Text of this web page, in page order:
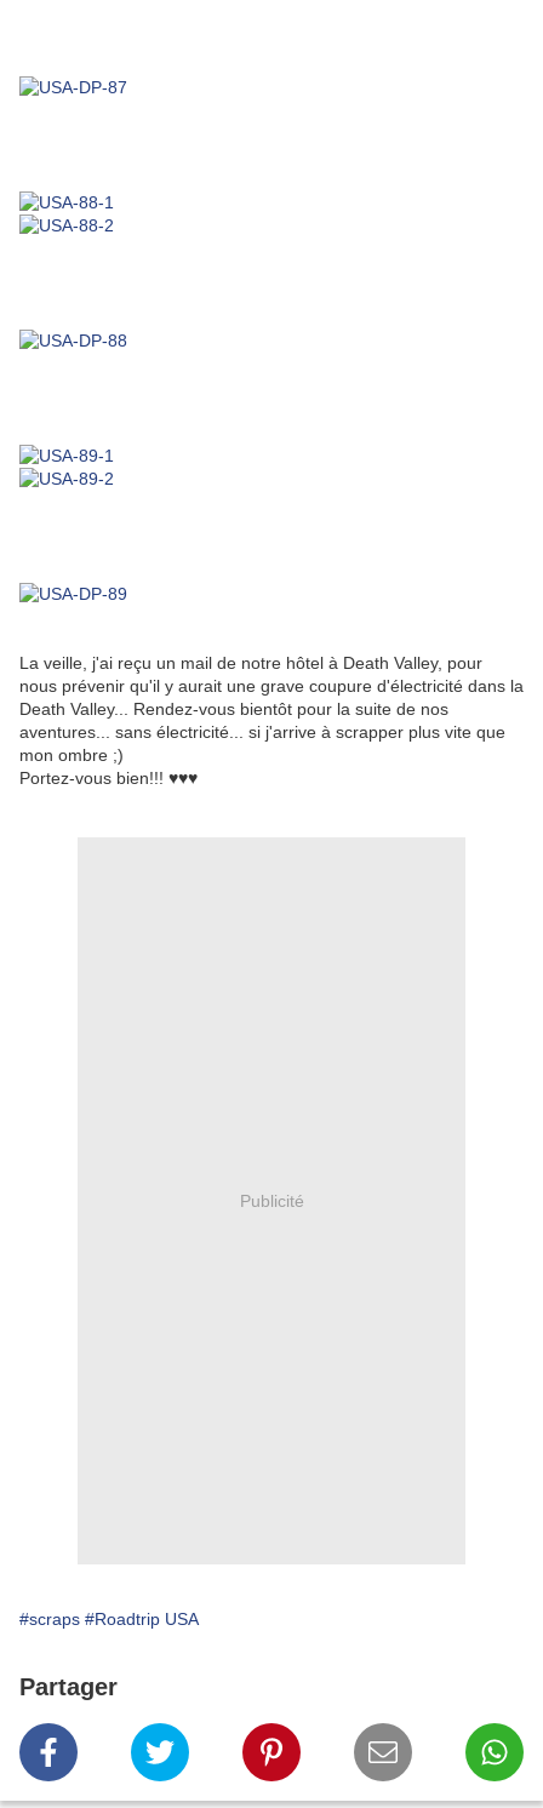
La veille, j'ai reçu un mail de notre hôtel à Death Valley, pour
nous prévenir qu'il y aurait une grave coupure d'électricité dans la
Death Valley... Rendez-vous bientôt pour la suite de nos
aventures... sans électricité... si j'arrive à scrapper plus vite que
mon ombre ;)
Portez-vous bien!!! ♥♥♥
Publicité
#scraps #Roadtrip USA
Partager